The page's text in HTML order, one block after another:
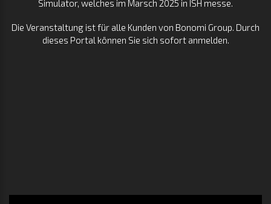
Simulator, welches im Marsch 2025 in ISH messe.
Die Veranstaltung ist für alle Kunden von Bonomi Group. Durch
dieses Portal können Sie sich sofort anmelden.